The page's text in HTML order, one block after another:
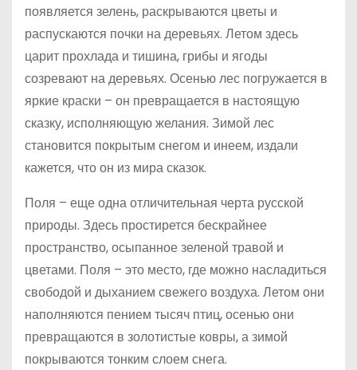
появляется зелень, раскрываются цветы и
распускаются почки на деревьях. Летом здесь
царит прохлада и тишина, грибы и ягоды
созревают на деревьях. Осенью лес погружается в
яркие краски – он превращается в настоящую
сказку, исполняющую желания. Зимой лес
становится покрытым снегом и инеем, издали
кажется, что он из мира сказок.
Поля – еще одна отличительная черта русской
природы. Здесь простирется бескрайнее
пространство, осыпанное зеленой травой и
цветами. Поля – это место, где можно насладиться
свободой и дыханием свежего воздуха. Летом они
наполняются пением тысяч птиц, осенью они
превращаются в золотистые ковры, а зимой
покрываются тонким слоем снега.